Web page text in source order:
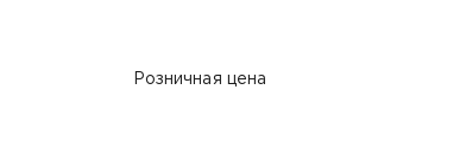
Розничная цена